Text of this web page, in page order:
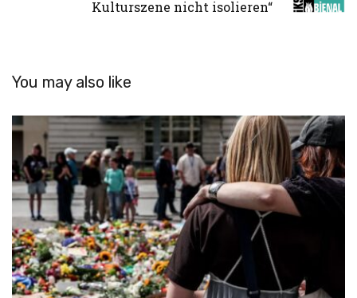
Kulturszene nicht isolieren“
You may also like